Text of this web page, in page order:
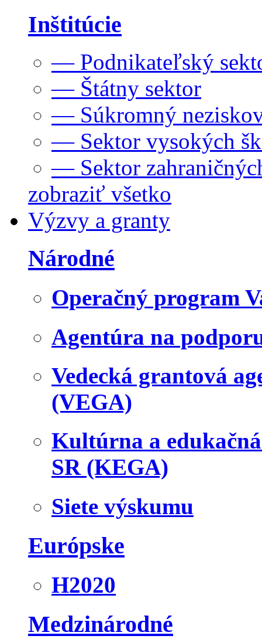
Inštitúcie
— Podnikateľský
— Štátny sektor
— Súkromný
— Sektor vysokých
— Sektor
zobraziť všetko
Výzvy a granty
Národné
Operačný program
Agentúra na
Vedecká grantová
(VEGA)
Kultúrna a
SR (KEGA)
Siete výskumu
Európske
H2020
Medzinárodné